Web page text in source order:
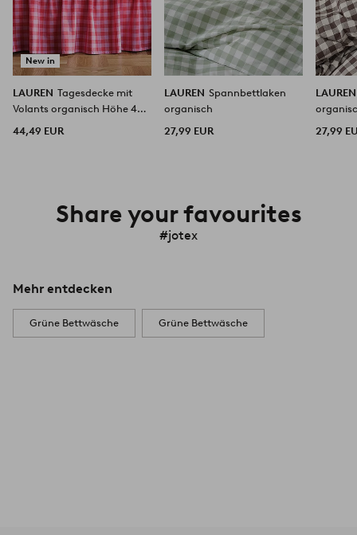
New in
LAUREN Tagesdecke mit
Volants organisch Höhe 45
44,49 EUR
LAUREN Spannbettlaken
organisch
27,99 EUR
27,99
Share your favourites
#jotex
Mehr entdecken
Grüne Bettwäsche Grüne Bettwäsche